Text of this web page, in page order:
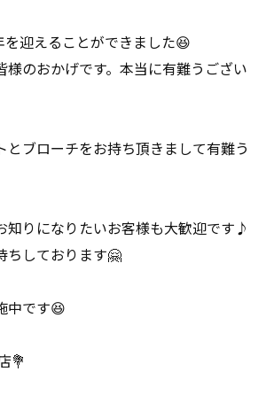
迎えることができました😆
様のおかげです。本当に有難うござい
とブローチをお持ち頂きまして有難う
知りになりたいお客様も大歓迎です♪
ちしております🤗
中です😆
💐